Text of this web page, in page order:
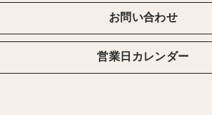
お問い合わせ
営業日カレンダー